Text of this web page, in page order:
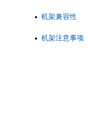
机架兼容性
机架注意事项